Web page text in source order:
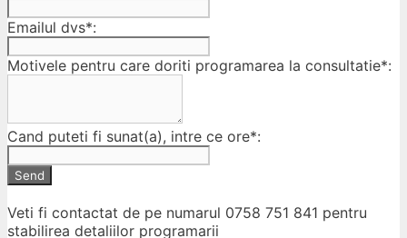
Emailul dvs*:
Motivele pentru care doriti programarea la consultatie*:
Cand puteti fi sunat(a), intre ce ore*:
Send
Veti fi contactat de pe numarul 0758 751 841 pentru
stabilirea detaliilor programarii